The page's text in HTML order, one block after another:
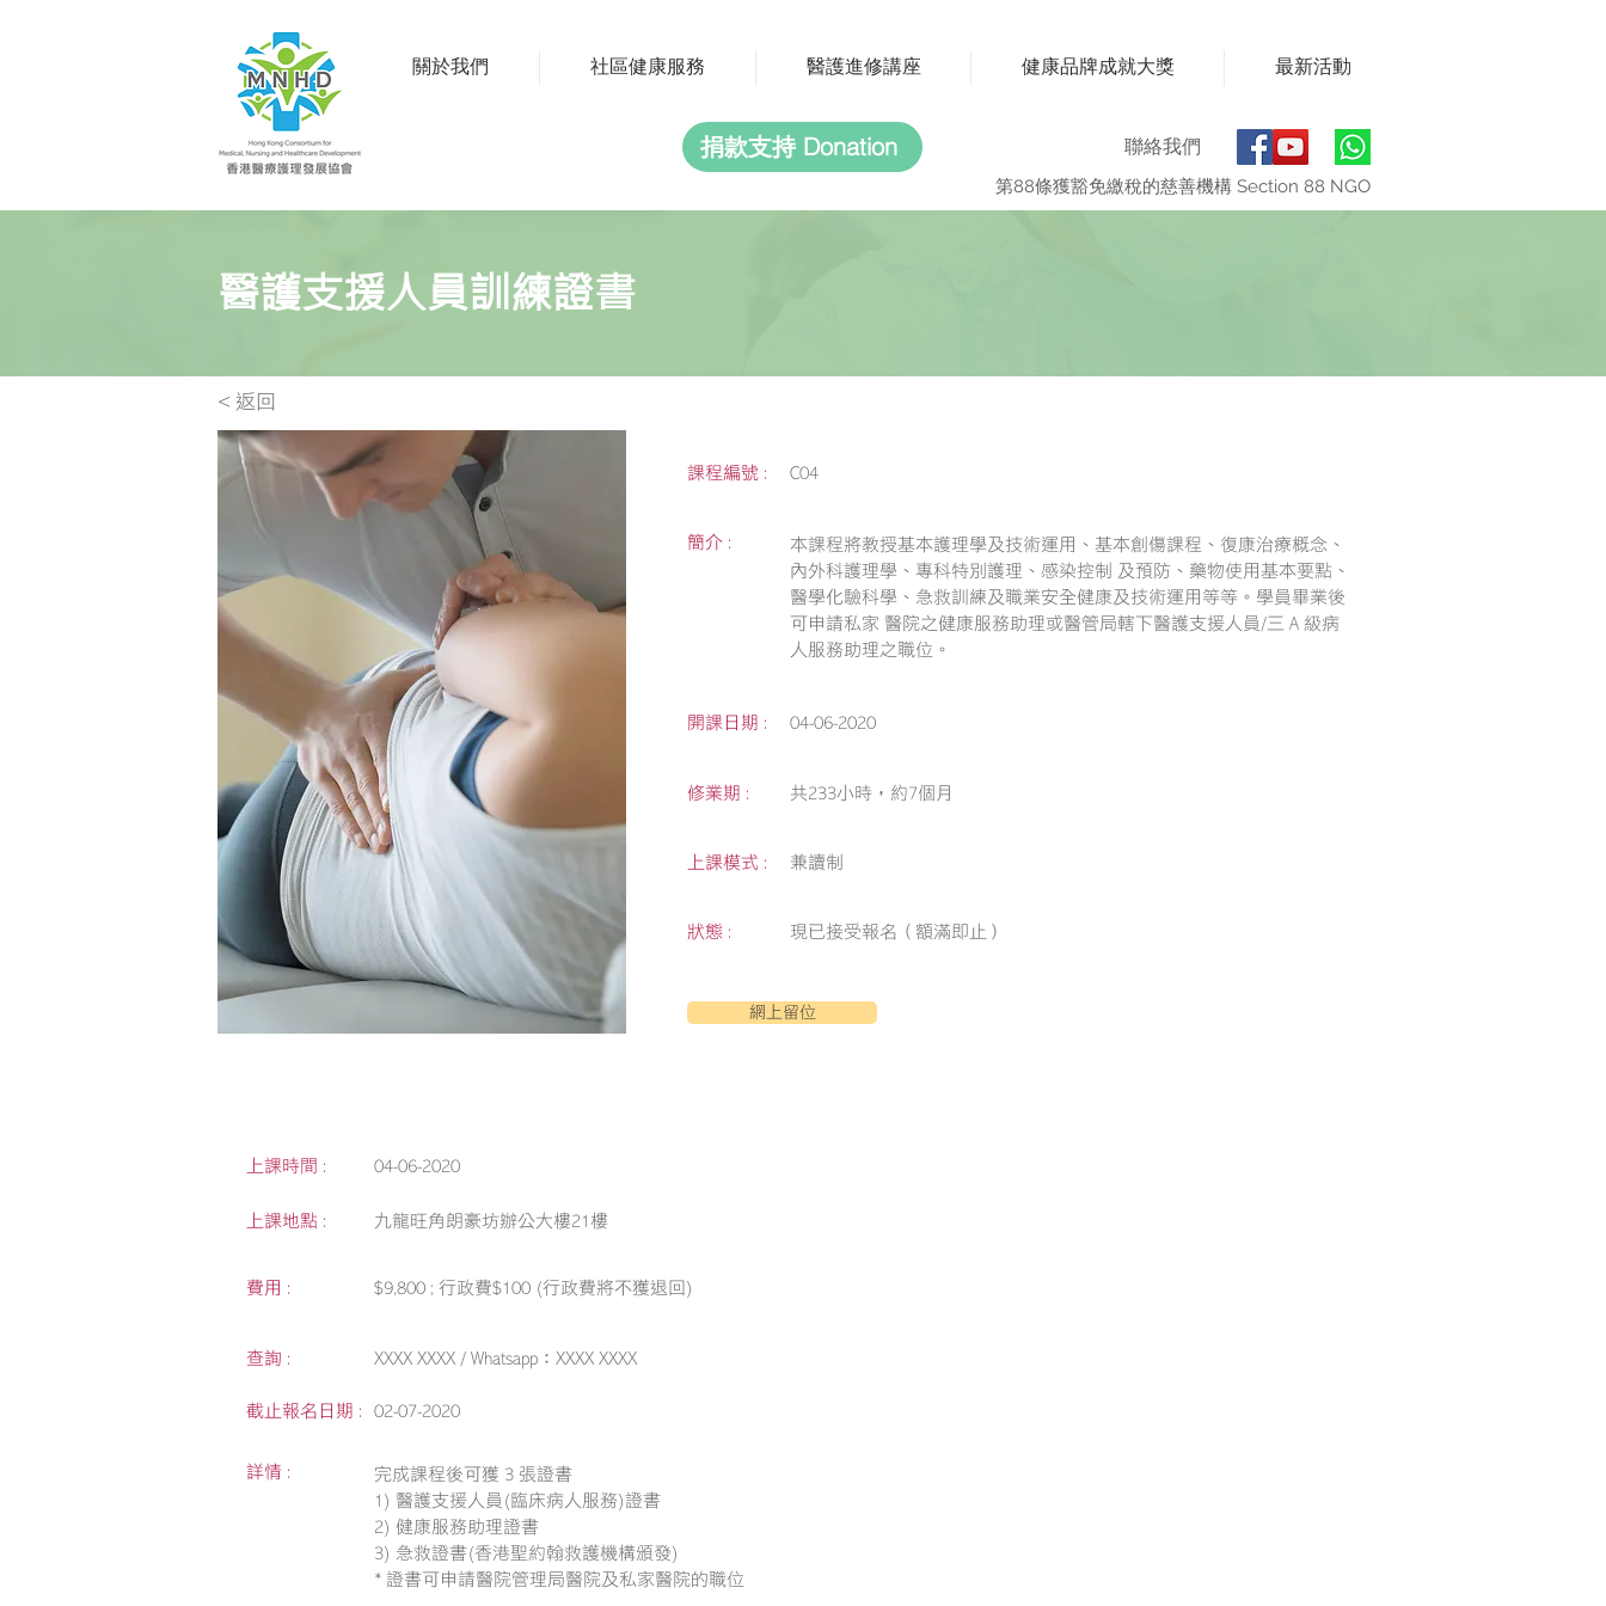
關於我們 社區健康服務 醫護進修講座 健康品牌成就大獎 最新活動
捐款支持 Donation 聯絡我們
第88條獲豁免繳稅的慈善機構 Section 88 NGO
醫護支援人員訓練證書
< 返回
課程編號 : C04
簡介 :
本課程將教授基本護理學及技術運用、基本創傷課程、復康治療概念、
內外科護理學、專科特別護理、感染控制 及預防、藥物使用基本要點、
醫學化驗科學、急救訓練及職業安全健康及技術運用等等。學員畢業後
可申請私家 醫院之健康服務助理或醫管局轄下醫護支援人員/三 A 級病
人服務助理之職位。
開課日期 : 04-06-2020
修業期 : 共233小時，約7個月
上課模式 : 兼讀制
狀態 : 現已接受報名（額滿即止）
網上留位
上課時間 : 04-06-2020
上課地點 : 九龍旺角朗豪坊辦公大樓21樓
費用 : $9,800 ; 行政費$100 (行政費將不獲退回)
查詢 : XXXX XXXX / Whatsapp：XXXX XXXX
截止報名日期 : 02-07-2020
詳情 :
完成課程後可獲 3 張證書
1) 醫護支援人員(臨床病人服務)證書
2) 健康服務助理證書
3) 急救證書(香港聖約翰救護機構頒發)
* 證書可申請醫院管理局醫院及私家醫院的職位